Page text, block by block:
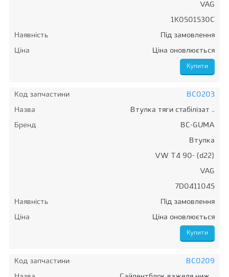
VAG
1K0501530C
Наявність
Під замовлення
Ціна
Ціна оновлюється
Код запчастини
BC0203
Назва
Втулка тяги стабілізат ..
Бренд
BC-GUMA
Втулка
VW T4 90- (d22)
VAG
7D0411045
Наявність
Під замовлення
Ціна
Ціна оновлюється
Код запчастини
BC0209